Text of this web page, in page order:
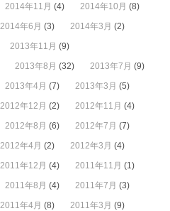
2014年11月 (4) 2014年10月 (8)
2014年6月 (3) 2014年3月 (2)
2013年11月 (9)
2013年8月 (32) 2013年7月 (9)
2013年4月 (7) 2013年3月 (5)
2012年12月 (2) 2012年11月 (4)
2012年8月 (6) 2012年7月 (7)
2012年4月 (2) 2012年3月 (4)
2011年12月 (4) 2011年11月 (1)
2011年8月 (4) 2011年7月 (3)
2011年4月 (8) 2011年3月 (9)